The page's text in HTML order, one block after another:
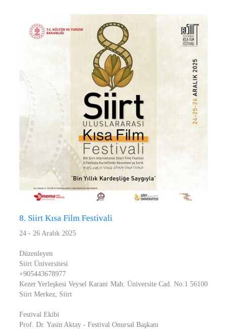
8. Siirt Kısa Film Festivali
24 - 26 Aralık 2025
Düzenleyen
Siirt Üniversitesi
+905443678977
Kezer Yerleşkesi Veysel Karani Mah. Üniversite Cad. No:1 56100
Siirt Merkez, Siirt
Festival Ekibi
Prof. Dr. Yasin Aktay - Festival Onursal Başkanı